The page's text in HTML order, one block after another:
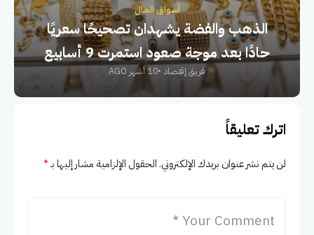
أسواق المال
الذهب والفضة يشهدان تصحيحًا سعريًا
حادًا بعد موجة صعود استمرت 9 أسابيع
فريق إقتصاد 10 أشهر AGO
اترك تعليقاً
لن يتم نشر عنوان بريدك الإلكتروني.الحقول الإلزامية مشار إليها بـ*